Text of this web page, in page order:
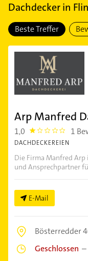
Dachdeckerin
Beste Treffer
Arp Manfred
1,0 1.0 1
DACHDECKEREIEN
Die Firma Manfred
und Ansprechpartner
E-Mail
Bösterredder
Geschlossen –